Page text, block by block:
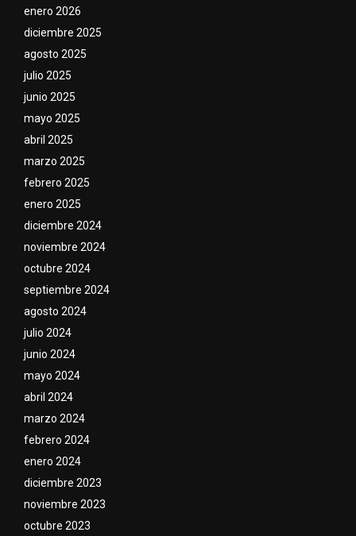
enero 2026
diciembre 2025
agosto 2025
julio 2025
junio 2025
mayo 2025
abril 2025
marzo 2025
febrero 2025
enero 2025
diciembre 2024
noviembre 2024
octubre 2024
septiembre 2024
agosto 2024
julio 2024
junio 2024
mayo 2024
abril 2024
marzo 2024
febrero 2024
enero 2024
diciembre 2023
noviembre 2023
octubre 2023